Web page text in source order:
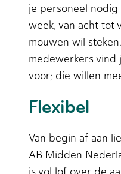
je personeel
week, van acht tot
mouwen wil
medewerkers vind
voor; die willen
Flexibel
Van begin af aan
AB Midden